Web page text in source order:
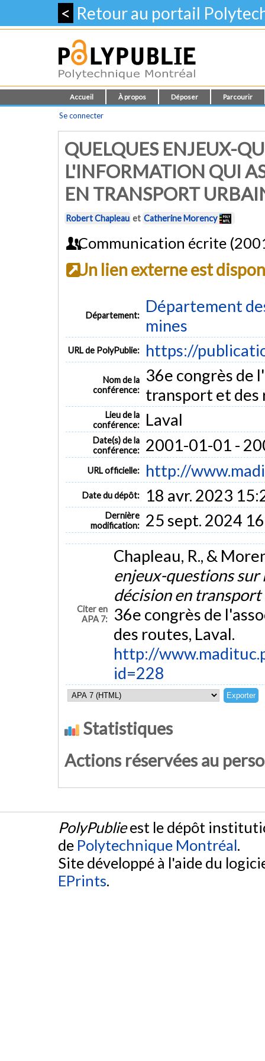
< Retour au portail
Accueil À propos Déposer Parcourir
Se connecter
QUELQUES ENJEUX-
L'INFORMATION QUI
EN TRANSPORT
Robert Chapleau et Catherine Morency
Communication écrite
Un lien externe est
Département:
Département
mines
URL de PolyPublie: https://
Nom de la
conférence:
36e congrès de
transport et des
Lieu de la
conférence:
Laval
Date(s) de la
conférence:
2001-01-01 -
URL officielle: http://
Date du dépôt: 18 avr. 2023
Dernière
modification:
25 sept. 2024
Citer en
APA 7:
Chapleau, R., &
enjeux-questions
décision en
36e congrès de
des routes, Laval.
http://
id=228
Statistiques
Actions réservées au
PolyPublieest le dépôt
de Polytechnique Montréal.
Site développé à l'aide du
EPrints.